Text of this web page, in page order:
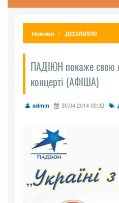
Новини ДОЗВІЛЛЯ
ПАДІЮН покаже свою
концерті (АФІША)
admin 30.04.2014 09:32